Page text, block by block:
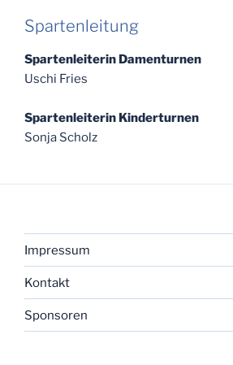
Spartenleitung
Spartenleiterin Damenturnen
Uschi Fries
Spartenleiterin Kinderturnen
Sonja Scholz
Impressum
Kontakt
Sponsoren